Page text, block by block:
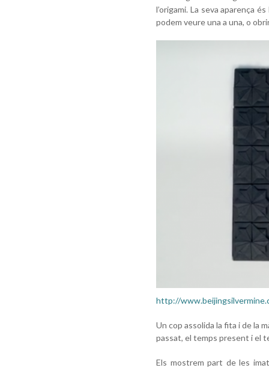
l’origami. La seva aparença
podem veure una a una, o
http://
Un cop assolida la fita i de la
passat, el temps present i el
Els mostrem part de les